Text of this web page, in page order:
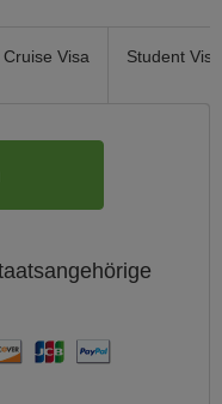
Cruise Visa Student Visa